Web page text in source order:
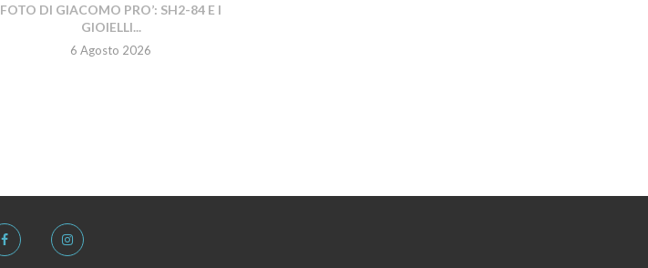
FOTO DI GIACOMO PRO’: SH2-84 E I
GIOIELLI...
6 Agosto 2026